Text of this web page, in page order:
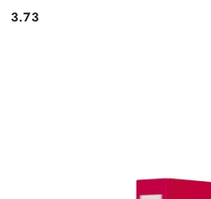
Cena:
3.73